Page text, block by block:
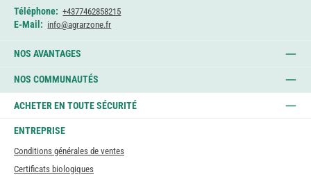
Téléphone: +4377462858215
E-Mail: info@agrarzone.fr
NOS AVANTAGES
NOS COMMUNAUTÉS
ACHETER EN TOUTE SÉCURITÉ
ENTREPRISE
Conditions générales de ventes
Certificats biologiques